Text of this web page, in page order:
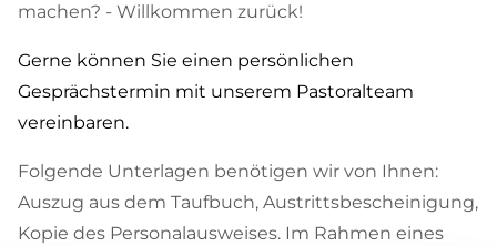
machen? - Willkommen zurück!
Gerne können Sie einen persönlichen
Gesprächstermin mit unserem Pastoralteam
vereinbaren.
Folgende Unterlagen benötigen wir von Ihnen:
Auszug aus dem Taufbuch, Austrittsbescheinigung,
Kopie des Personalausweises. Im Rahmen eines